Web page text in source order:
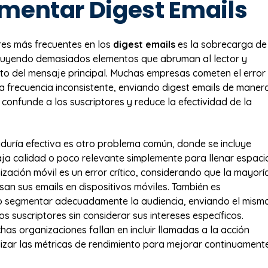
Digest Emails
más frecuentes en los digest emails es la sobrecarga de
demasiados elementos que abruman al lector y
del mensaje principal. Muchas empresas cometen el error
frecuencia inconsistente, enviando digest emails de
a los suscriptores y reduce la efectividad de la
efectiva es otro problema común, donde se incluye
calidad o poco relevante simplemente para llenar
móvil es un error crítico, considerando que la
sus emails en dispositivos móviles. También es
adecuadamente la audiencia, enviando el
suscriptores sin considerar sus intereses específicos.
organizaciones fallan en incluir llamadas a la acción
las métricas de rendimiento para mejorar